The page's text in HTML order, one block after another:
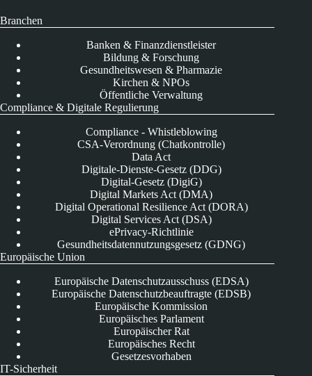
Branchen
Banken & Finanzdienstleister
Bildung & Forschung
Gesundheitswesen & Pharmazie
Kirchen & NPOs
Öffentliche Verwaltung
Compliance & Digitale Regulierung
Compliance - Whistleblowing
CSA-Verordnung (Chatkontrolle)
Data Act
Digitale-Dienste-Gesetz (DDG)
Digital-Gesetz (DigiG)
Digital Markets Act (DMA)
Digital Operational Resilience Act (DORA)
Digital Services Act (DSA)
ePrivacy-Richtlinie
Gesundheitsdatennutzungsgesetz (GDNG)
Europäische Union
Europäische Datenschutzausschuss (EDSA)
Europäische Datenschutzbeauftragte (EDSB)
Europäische Kommission
Europäisches Parlament
Europäischer Rat
Europäisches Recht
Gesetzesvorhaben
IT-Sicherheit